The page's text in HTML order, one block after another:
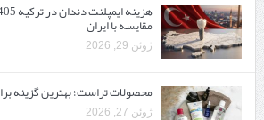
مقایسه با ایران
ژوئن 29, 2026
محصولات تراست؛ بهترین گزینه
ژوئن 27, 2026